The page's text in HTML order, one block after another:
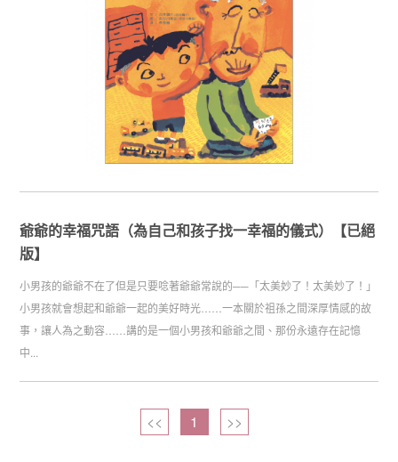
爺爺的幸福咒語（為自己和孩子找一幸福的儀式）【已絕
版】
小男孩的爺爺不在了但是只要唸著爺爺常說的──「太美妙了！太美妙了！」
小男孩就會想起和爺爺一起的美好時光……一本關於祖孫之間深厚情感的故
事，讓人為之動容……講的是一個小男孩和爺爺之間、那份永遠存在記憶
中...
<< 1 >>